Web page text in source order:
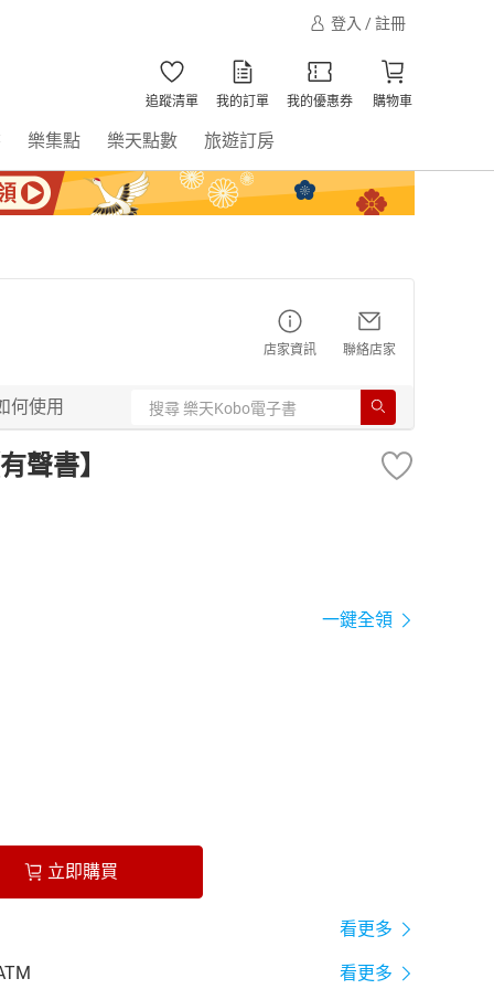
登入 / 註冊
追蹤清單 我的訂單 我的優惠券 購物車
樂集點 樂天點數 旅遊訂房
店家資訊 聯絡店家
何使用
聲書】
一鍵全領
立即購買
看更多
看更多